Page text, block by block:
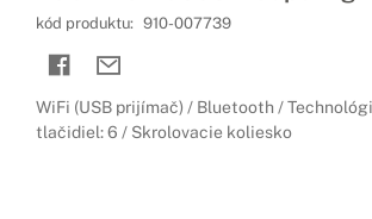
kód produktu: 910-007739
WiFi (USB prijímač) / Bluetooth /
tlačidiel: 6 / Skrolovacie koliesko